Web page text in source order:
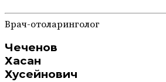
Врач-отоларинголог
Чеченов
Хасан
Хусейнович